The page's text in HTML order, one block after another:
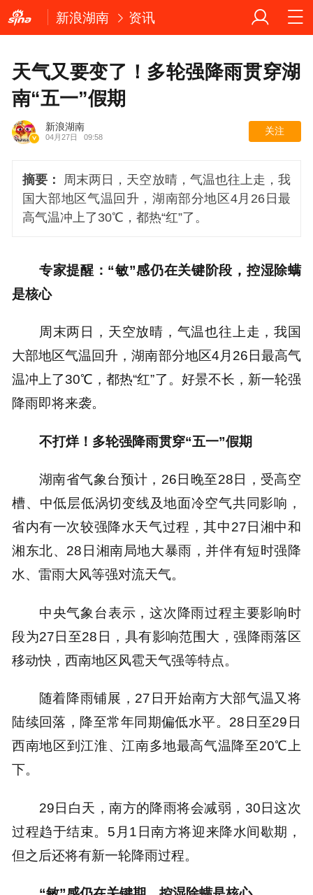
新浪湖南 资讯
天气又要变了！多轮强降雨贯穿湖
南“五一”假期
新浪湖南
04月27日 09:58
关注
摘要：
周末两日，天空放晴，气温也往上走，我
国大部地区气温回升，湖南部分地区4月26日最
高气温冲上了30℃，都热“红”了。
专家提醒：“敏”感仍在关键阶段，控湿除螨
是核心
周末两日，天空放晴，气温也往上走，我国
大部地区气温回升，湖南部分地区4月26日最高气
温冲上了30℃，都热“红”了。好景不长，新一轮强
降雨即将来袭。
不打烊！多轮强降雨贯穿“五一”假期
湖南省气象台预计，26日晚至28日，受高空
槽、中低层低涡切变线及地面冷空气共同影响，
省内有一次较强降水天气过程，其中27日湘中和
湘东北、28日湘南局地大暴雨，并伴有短时强降
水、雷雨大风等强对流天气。
中央气象台表示，这次降雨过程主要影响时
段为27日至28日，具有影响范围大，强降雨落区
移动快，西南地区风雹天气强等特点。
随着降雨铺展，27日开始南方大部气温又将
陆续回落，降至常年同期偏低水平。28日至29日
西南地区到江淮、江南多地最高气温降至20℃上
下。
29日白天，南方的降雨将会减弱，30日这次
过程趋于结束。5月1日南方将迎来降水间歇期，
但之后还将有新一轮降雨过程。